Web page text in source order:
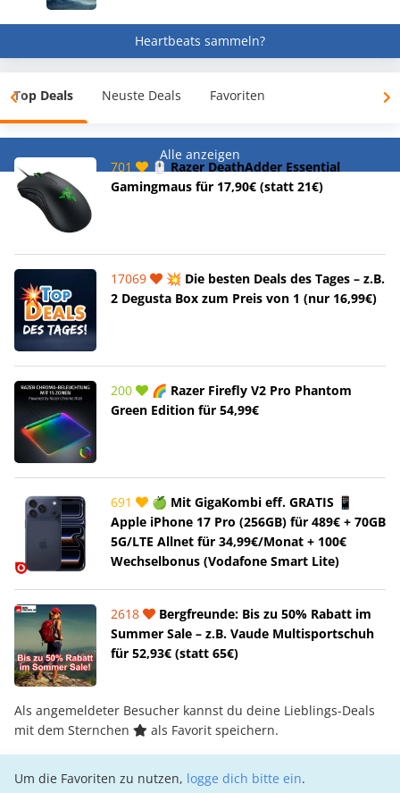
Heartbeats sammeln?
Top Deals Neuste Deals Favoriten
Alle anzeigen
701
🖱️ Razer DeathAdder Essential
Gamingmaus für 17,90€ (statt 21€)
17069
💥 Die besten Deals des Tages – z.B.
2 Degusta Box zum Preis von 1 (nur 16,99€)
200
🌈 Razer Firefly V2 Pro Phantom
Green Edition für 54,99€
691
🍏 Mit GigaKombi eff. GRATIS 📱
Apple iPhone 17 Pro (256GB) für 489€ + 70GB
5G/LTE Allnet für 34,99€/Monat + 100€
Wechselbonus (Vodafone Smart Lite)
2618
Bergfreunde: Bis zu 50% Rabatt im
Summer Sale – z.B. Vaude Multisportschuh
für 52,93€ (statt 65€)
Als angemeldeter Besucher kannst du deine Lieblings-Deals
mit dem Sternchen
als Favorit speichern.
Um die Favoriten zu nutzen, logge dich bitte ein.